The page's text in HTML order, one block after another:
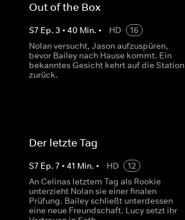
Out of the Box
S7 Ep. 3 • 40 Min. • HD
16
Nolan versucht, Jason aufzuspüren,
bevor Bailey nach Hause kommt. Ein
bekanntes Gesicht kehrt auf die Station
zurück.
Der letzte Tag
S7 Ep. 7• 41 Min. • HD
12
An Celinas letztem Tag als Rookie
unterzieht Nolan sie einer finalen
Prüfung. Bailey schließt unterdessen
eine neue Freundschaft. Lucy setzt ihr